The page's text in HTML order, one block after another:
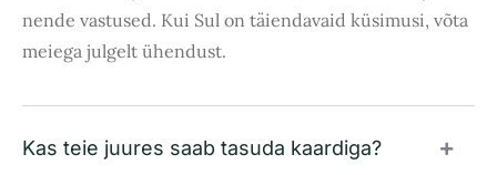
nende vastused. Kui Sul on täiendavaid küsimusi, võta
meiega julgelt ühendust.
Kas teie juures saab tasuda kaardiga?